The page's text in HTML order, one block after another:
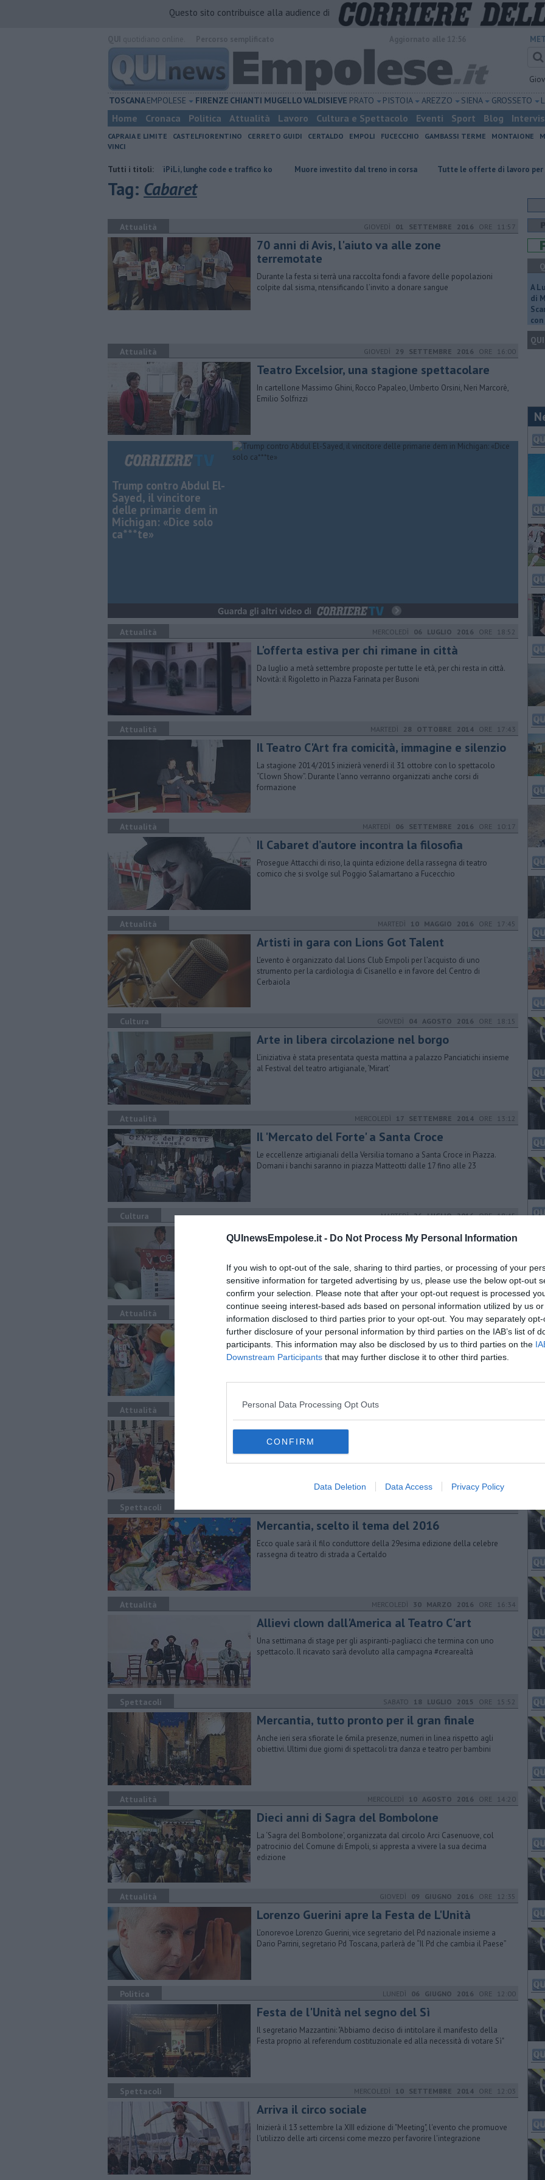
QUInewsEmpolese.it - Do Not Process My Personal Information
If you wish to opt-out of the sale, sharing to third parties, or processing of your
sensitive information for targeted advertising by us, please use the below opt-out
confirm your selection. Please note that after your opt-out request is processed
continue seeing interest-based ads based on personal information utilized by us
information disclosed to third parties prior to your opt-out. You may separately
further disclosure of your personal information by third parties on the IAB’s list of
participants. This information may also be disclosed by us to third parties on the
Downstream Participants that may further disclose it to other third parties.
Personal Data Processing Opt Outs
CONFIRM
Data Deletion Data Access Privacy Policy
Questo sito contribuisce alla audience di
TOSCANAEMPOLESE FIRENZE CHIANTI MUGELLOVALDISIEVE PRATO PISTOIA AREZZO SIENA GROSSETO
Home Cronaca Politica Attualità Lavoro Cultura e Spettacolo Eventi Sport Blog
CAPRAIA E LIMITE CASTELFIORENTINO CERRETO GUIDI CERTALDO EMPOLI FUCECCHIO GAMBASSI TERME MONTAIONE
VINCI
Tutti i titoli:
Incidente in FiPiLi, lunghe code e traffico ko Muore investito dal treno in corsa ​Tutte le offerte di lavoro per l'area
Tag: Cabaret
Attualità GIOVEDÌ 01 SETTEMBRE 2016 ORE 11:57
70 anni di Avis, l'aiuto va alle zone
terremotate
Durante la festa si terrà una raccolta fondi a favore delle popolazioni
colpite dal sisma, ntensificando l’invito a donare sangue
Attualità GIOVEDÌ 29 SETTEMBRE 2016 ORE 16:00
Teatro Excelsior, una stagione spettacolare
In cartellone Massimo Ghini, Rocco Papaleo, Umberto Orsini, Neri Marcorè,
Emilio Solfrizzi
Trump contro Abdul El-
Sayed, il vincitore
delle primarie dem in
Michigan: «Dice solo
ca***te»
Attualità MERCOLEDÌ 06 LUGLIO 2016 ORE 18:52
L'offerta estiva per chi rimane in città
Da luglio a metà settembre proposte per tutte le età, per chi resta in città.
Novità: il Rigoletto in Piazza Farinata per Busoni
Attualità MARTEDÌ 28 OTTOBRE 2014 ORE 17:43
Il Teatro C'Art fra comicità, immagine e silenzio
La stagione 2014/2015 inizierà venerdì il 31 ottobre con lo spettacolo
“Clown Show”. Durante l'anno verranno organizzati anche corsi di
formazione
Attualità MARTEDÌ 06 SETTEMBRE 2016 ORE 10:17
Il Cabaret d’autore incontra la filosofia
Prosegue Attacchi di riso, la quinta edizione della rassegna di teatro
comico che si svolge sul Poggio Salamartano a Fucecchio
Attualità MARTEDÌ 10 MAGGIO 2016 ORE 17:45
Artisti in gara con Lions Got Talent
L'evento è organizzato dal Lions Club Empoli per l’acquisto di uno
strumento per la cardiologia di Cisanello e in favore del Centro di
Cerbaiola
Cultura GIOVEDÌ 04 AGOSTO 2016 ORE 18:15
Arte in libera circolazione nel borgo
L’iniziativa è stata presentata questa mattina a palazzo Panciatichi insieme
al Festival del teatro artigianale, ‘Mirart’
Attualità MERCOLEDÌ 17 SETTEMBRE 2014 ORE 13:12
Il 'Mercato del Forte' a Santa Croce
Le eccellenze artigianali della Versilia tornano a Santa Croce in Piazza.
Domani i banchi saranno in piazza Matteotti dalle 17 fino alle 23
Cultura MARTEDÌ26 LUGLIO 2016ORE 18:45
Amanti della musica pronti per il Festival Bassi
e che raddoppia gli appuntamenti rispetto agli anni passati.
Attualità 05 SETTEMBRE 2015
Baccaiano in festa per la Ranochiocciola
Fino al 13 settembre, spettacoli, animazioni per grandi e piccini. Sabato 5 il
concertone a favore della Fondazione Tommasino Bacciotti
Attualità MARTEDÌ
In/Canti e Banchi nel segno della Magia
La kermesse di teatro di strada si svolgerà da venerdì 22 a domenica 24
Maggio. Il Sindaco Falorni: “Festa realizzata a costo zero per i contribuenti"
Spettacoli
Mercantia, scelto il tema del 2016
Ecco quale sarà il filo conduttore della 29esima edizione della celebre
rassegna di teatro di strada a Certaldo
Attualità MERCOLEDÌ 30 MARZO 2016 ORE 16:34
Allievi clown dall'America al Teatro C'art
Una settimana di stage per gli aspiranti-pagliacci che termina con uno
spettacolo. Il ricavato sarà devoluto alla campagna #crearealtà
Spettacoli SABATO 18 LUGLIO 2015 ORE 15:52
Mercantia, tutto pronto per il gran finale
Anche ieri sera sfiorate le 6mila presenze, numeri in linea rispetto agli
obiettivi. Ultimi due giorni di spettacoli tra danza e teatro per bambini
Attualità MERCOLEDÌ 10 AGOSTO 2016 ORE 14:20
Dieci anni di Sagra del Bombolone
La ‘Sagra del Bombolone’, organizzata dal circolo Arci Casenuove, col
patrocinio del Comune di Empoli, si appresta a vivere la sua decima
edizione
Attualità GIOVEDÌ 09 GIUGNO 2016 ORE 12:35
Lorenzo Guerini apre la Festa de L'Unità
L’onorevoe Lorenzo Guerini, vice segretario del Pd nazionale insieme a
Dario Parrini, segretario Pd Toscana, parlerà de “Il Pd che cambia il Paese”
Politica LUNEDÌ 06 GIUGNO 2016 ORE 12:00
Festa de l'Unità nel segno del Sì
Il segretario Mazzantini: "Abbiamo deciso di intitolare il manifesto della
Festa proprio al referendum costituzionale ed alla necessità di votare Sì"
Spettacoli MERCOLEDÌ 10 SETTEMBRE 2014 ORE 12:03
Arriva il circo sociale
Inizierà il 13 settembre la XIII edizione di "Meeting", l'evento che promuove
l'utilizzo delle arti circensi come mezzo per favorire l'integrazione
A
di
QUI